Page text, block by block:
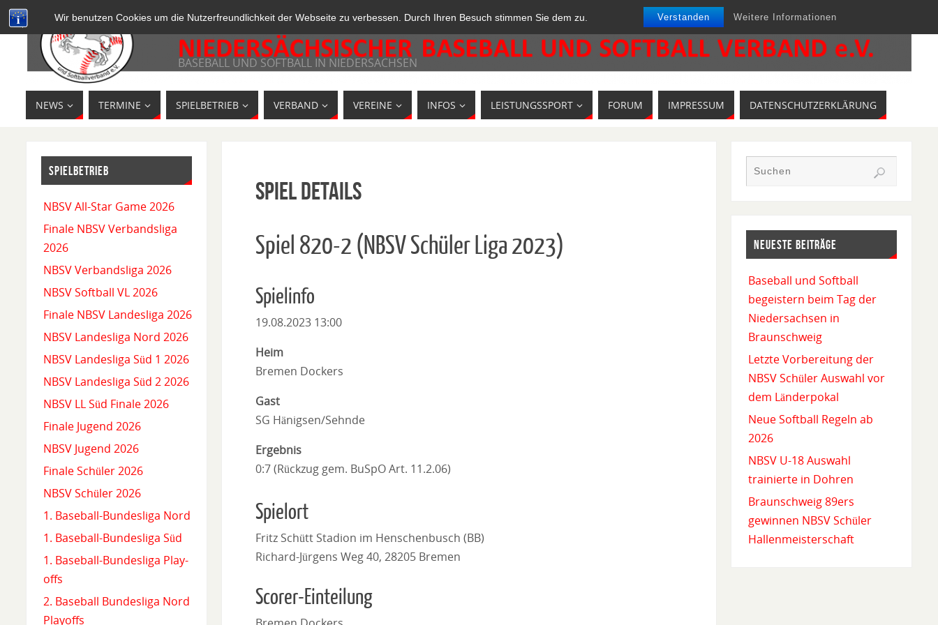
Wir benutzen Cookies um die Nutzerfreundlichkeit der Webseite zu verbessen. Durch Ihren Besuch stimmen Sie dem zu. Verstanden Weitere Informationen
BASEBALL UND SOFTBALL IN NIEDERSACHSEN
NEWS TERMINE SPIELBETRIEB VERBAND VEREINE INFOS LEISTUNGSSPORT FORUM IMPRESSUM DATENSCHUTZERKLÄRUNG
Spiel Details
Spiel 820-2 (NBSV Schüler Liga 2023)
Spielinfo
19.08.2023 13:00
Heim
Bremen Dockers
Gast
SG Hänigsen/Sehnde
Ergebnis
0:7 (Rückzug gem. BuSpO Art. 11.2.06)
Spielort
Fritz Schütt Stadion im Henschenbusch (BB)
Richard-Jürgens Weg 40, 28205 Bremen
Scorer-Einteilung
SPIELBETRIEB
NBSV All-Star Game 2026
Finale NBSV Verbandsliga
2026
NBSV Verbandsliga 2026
NBSV Softball VL 2026
Finale NBSV Landesliga 2026
NBSV Landesliga Nord 2026
NBSV Landesliga Süd 1 2026
NBSV Landesliga Süd 2 2026
NBSV LL Süd Finale 2026
Finale Jugend 2026
NBSV Jugend 2026
Finale Schüler 2026
NBSV Schüler 2026
1. Baseball-Bundesliga Nord
1. Baseball-Bundesliga Süd
1. Baseball-Bundesliga Play-
offs
2. Baseball Bundesliga Nord
Playoffs
NEUESTE BEITRÄGE
Baseball und Softball
begeistern beim Tag der
Niedersachsen in
Braunschweig
Letzte Vorbereitung der
NBSV Schüler Auswahl vor
dem Länderpokal
Neue Softball Regeln ab
2026
NBSV U-18 Auswahl
trainierte in Dohren
Braunschweig 89ers
gewinnen NBSV Schüler
Hallenmeisterschaft